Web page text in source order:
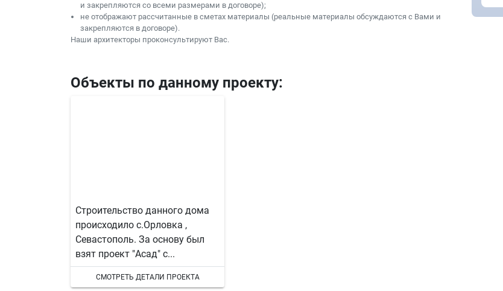
и закрепляются со всеми размерами в договоре);
не отображают рассчитанные в сметах материалы (реальные материалы обсуждаются с Вами и
закрепляются в договоре).
Наши архитекторы проконсультируют Вас.
Объекты по данному проекту:
Строительство данного дома
происходило с.Орловка ,
Севастополь. За основу был
взят проект "Асад" с...
СМОТРЕТЬ ДЕТАЛИ ПРОЕКТА